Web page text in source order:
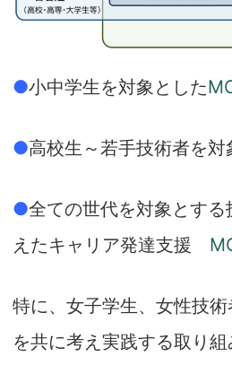
●小中学生を対象とした
●高校生～若手技術者を対
●全ての世代を対象とす
えたキャリア発達支援
特に、女子学生、女性技
を共に考え実践する取り